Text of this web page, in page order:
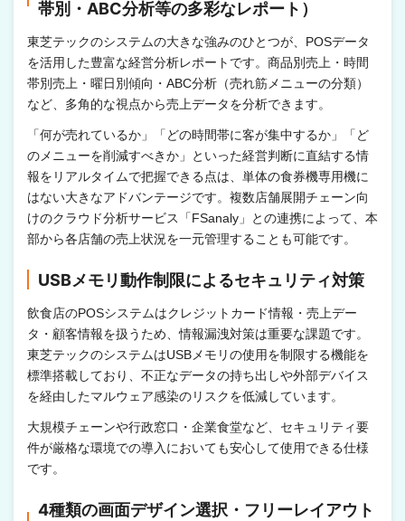
帯別・ABC分析等の多彩なレポート）
東芝テックのシステムの大きな強みのひとつが、POSデータ
を活用した豊富な経営分析レポートです。商品別売上・時間
帯別売上・曜日別傾向・ABC分析（売れ筋メニューの分類）
など、多角的な視点から売上データを分析できます。
「何が売れているか」「どの時間帯に客が集中するか」「ど
のメニューを削減すべきか」といった経営判断に直結する情
報をリアルタイムで把握できる点は、単体の食券機専用機に
はない大きなアドバンテージです。複数店舗展開チェーン向
けのクラウド分析サービス「FSanaly」との連携によって、本
部から各店舗の売上状況を一元管理することも可能です。
USBメモリ動作制限によるセキュリティ対策
飲食店のPOSシステムはクレジットカード情報・売上デー
タ・顧客情報を扱うため、情報漏洩対策は重要な課題です。
東芝テックのシステムはUSBメモリの使用を制限する機能を
標準搭載しており、不正なデータの持ち出しや外部デバイス
を経由したマルウェア感染のリスクを低減しています。
大規模チェーンや行政窓口・企業食堂など、セキュリティ要
件が厳格な環境での導入においても安心して使用できる仕様
です。
4種類の画面デザイン選択・フリーレイアウト